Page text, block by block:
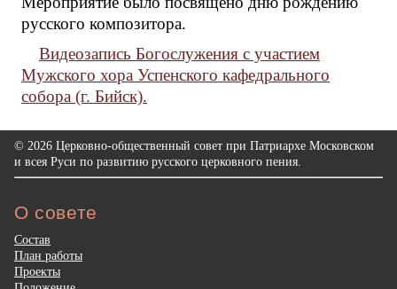
русского композитора.
Видеозапись Богослужения с участием
Мужского хора Успенского кафедрального
собора (г. Бийск).
© 2026 Церковно-общественный совет при Патриархе Московском
и всея Руси по развитию русского церковного пения.
О совете
Состав
План работы
Проекты